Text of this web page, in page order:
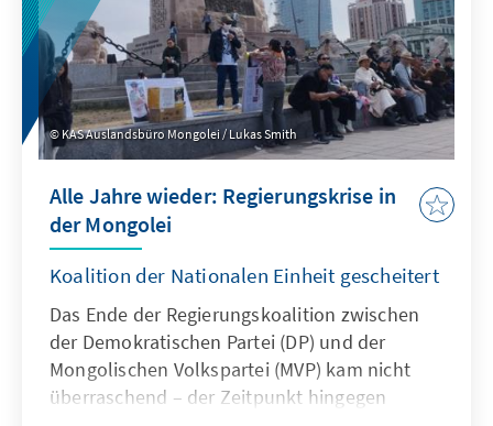
Antonio Costa eine neue strategische
Partnerschaft zwischen dem Vereinigten
Königreich und der EU verkünden.
KAS Auslandsbüro Mongolei / Lukas Smith
Alle Jahre wieder: Regierungskrise in
der Mongolei
Koalition der Nationalen Einheit gescheitert
Das Ende der Regierungskoalition zwischen
der Demokratischen Partei (DP) und der
Mongolischen Volkspartei (MVP) kam nicht
überraschend – der Zeitpunkt hingegen